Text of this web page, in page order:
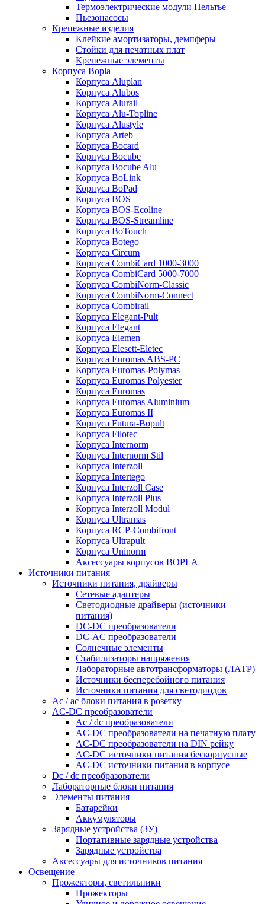
Термоэлектрические модули Пельтье
Пьезонасосы
Крепежные изделия
Клейкие амортизаторы, демпферы
Стойки для печатных плат
Крепежные элементы
Корпуса Bopla
Корпуса Aluplan
Корпуса Alubos
Корпуса Alurail
Корпуса Alu-Topline
Корпуса Alustyle
Корпуса Arteb
Корпуса Bocard
Корпуса Bocube
Корпуса Bocube Alu
Корпуса BoLink
Корпуса BoPad
Корпуса BOS
Корпуса BOS-Ecoline
Корпуса BOS-Streamline
Корпуса BoTouch
Корпуса Botego
Корпуса Circum
Корпуса CombiCard 1000-3000
Корпуса CombiCard 5000-7000
Корпуса CombiNorm-Classic
Корпуса CombiNorm-Connect
Корпуса Combirail
Корпуса Elegant-Pult
Корпуса Elegant
Корпуса Elemen
Корпуса Elesett-Eletec
Корпуса Euromas ABS-PC
Корпуса Euromas-Polymas
Корпуса Euromas Polyester
Корпуса Euromas
Корпуса Euromas Aluminium
Корпуса Euromas II
Корпуса Futura-Bopult
Корпуса Filotec
Корпуса Internorm
Корпуса Internorm Stil
Корпуса Interzoll
Корпуса Intertego
Корпуса Interzoll Case
Корпуса Interzoll Plus
Корпуса Interzoll Modul
Корпуса Ultramas
Корпуса RCP-Combifront
Корпуса Ultrapult
Корпуса Uninorm
Аксессуары корпусов BOPLA
Источники питания
Источники питания, драйверы
Сетевые адаптеры
Светодиодные драйверы (источники
питания)
DC-DC преобразователи
DC-AC преобразователи
Солнечные элементы
Стабилизаторы напряжения
Лабораторные автотрансформаторы (ЛАТР)
Источники бесперебойного питания
Источники питания для светодиодов
Ac / ac блоки питания в розетку
AC-DC преобразователи
Ac / dc преобразователи
AC-DC преобразователи на печатную плату
AC-DC преобразователи на DIN рейку
AC-DC источники питания бескорпусные
AC-DC источники питания в корпусе
Dc / dc преобразователи
Лабораторные блоки питания
Элементы питания
Батарейки
Аккумуляторы
Зарядные устройства (ЗУ)
Портативные зарядные устройства
Зарядные устройства
Аксессуары для источников питания
Освещение
Прожекторы, светильники
Прожекторы